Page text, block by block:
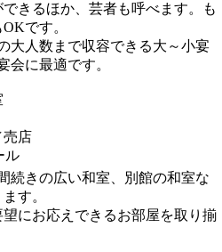
きるほか、芸者も呼べます。も
です。
大人数まで収容できる大～小宴
会に最適です。
売店
ル
続きの広い和室、別館の和室な
す。
にお応えできるお部屋を取り揃